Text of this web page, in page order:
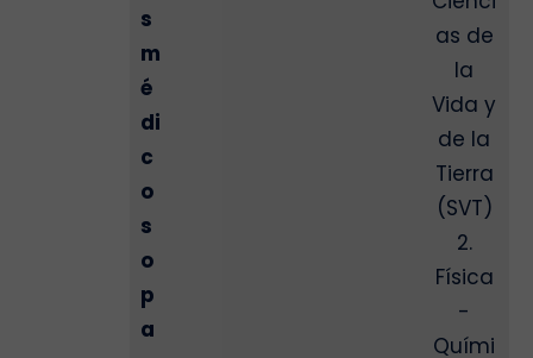
s
m
é
di
c
o
s
o
p
a
as de
la
Vida y
de la
Tierra
(SVT)
2.
Física
-
Quími